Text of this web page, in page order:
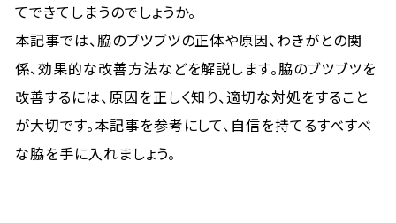
てできてしまうのでしょうか。
本記事では、脇のブツブツの正体や原因、わきがとの関
係、効果的な改善方法などを解説します。脇のブツブツを
改善するには、原因を正しく知り、適切な対処をすること
が大切です。本記事を参考にして、自信を持てるすべすべ
な脇を手に入れましょう。